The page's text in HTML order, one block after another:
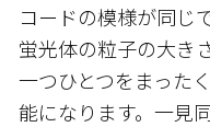
コードの模様が同じ
蛍光体の粒子の大き
一つひとつをまった
能になります。一見